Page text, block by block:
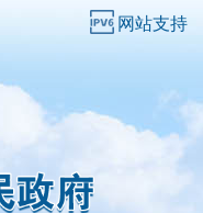
网站支持